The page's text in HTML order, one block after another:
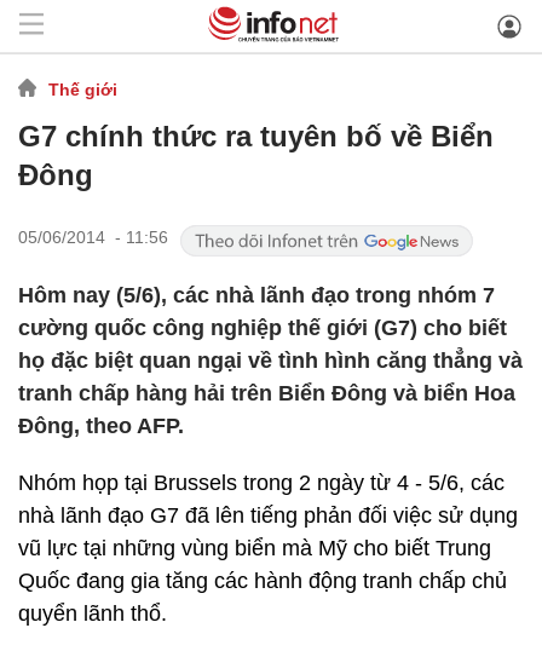
Thế giới
G7 chính thức ra tuyên bố về Biển
Đông
05/06/2014 - 11:56
Hôm nay (5/6), các nhà lãnh đạo trong nhóm 7
cường quốc công nghiệp thế giới (G7) cho biết
họ đặc biệt quan ngại về tình hình căng thẳng và
tranh chấp hàng hải trên Biển Đông và biển Hoa
Đông, theo AFP.
Nhóm họp tại Brussels trong 2 ngày từ 4 - 5/6, các
nhà lãnh đạo G7 đã lên tiếng phản đối việc sử dụng
vũ lực tại những vùng biển mà Mỹ cho biết Trung
Quốc đang gia tăng các hành động tranh chấp chủ
quyển lãnh thổ.